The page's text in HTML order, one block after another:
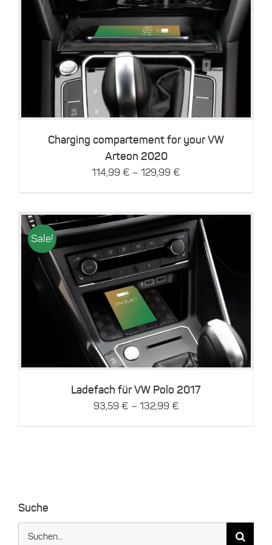
Details
Charging compartement for your VW
Arteon 2020
114,99 € – 129,99 €
Sale!
Dieses
Produkt
mehrere
Varianten
auf.
Die
können
auf
der
Details
Ladefach für VW Polo 2017
93,59 € – 132,99 €
Suche